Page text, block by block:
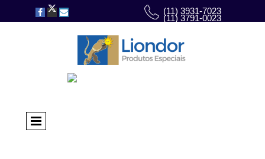
(11) 3931-7023
(11) 3791-0023